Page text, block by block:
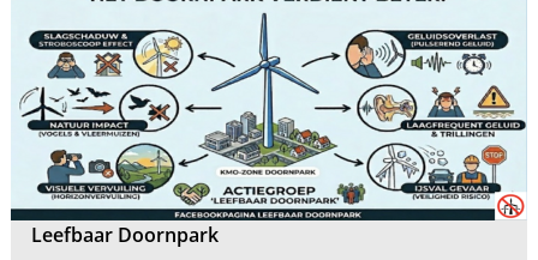
Leefbaar Doornpark